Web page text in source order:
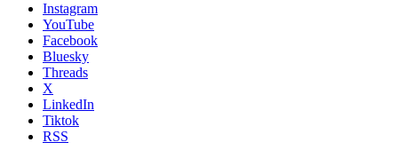
Instagram
YouTube
Facebook
Bluesky
Threads
X
LinkedIn
Tiktok
RSS